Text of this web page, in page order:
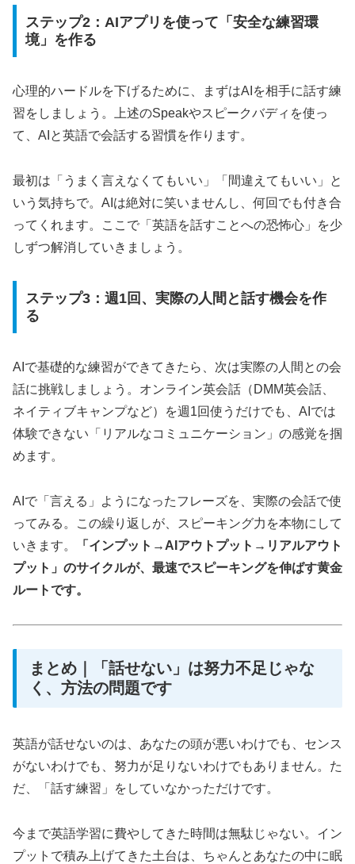
ステップ2：AIアプリを使って「安全な練習環
境」を作る
心理的ハードルを下げるために、まずはAIを相手に話す練
習をしましょう。上述のSpeakやスピークバディを使っ
て、AIと英語で会話する習慣を作ります。
最初は「うまく言えなくてもいい」「間違えてもいい」と
いう気持ちで。AIは絶対に笑いませんし、何回でも付き合
ってくれます。ここで「英語を話すことへの恐怖心」を少
しずつ解消していきましょう。
ステップ3：週1回、実際の人間と話す機会を作
る
AIで基礎的な練習ができてきたら、次は実際の人間との会
話に挑戦しましょう。オンライン英会話（DMM英会話、
ネイティブキャンプなど）を週1回使うだけでも、AIでは
体験できない「リアルなコミュニケーション」の感覚を掴
めます。
AIで「言える」ようになったフレーズを、実際の会話で使
ってみる。この繰り返しが、スピーキング力を本物にして
いきます。
「インプット→AIアウトプット→リアルアウト
プット」のサイクルが、最速でスピーキングを伸ばす黄金
ルートです。
まとめ｜「話せない」は努力不足じゃな
く、方法の問題です
英語が話せないのは、あなたの頭が悪いわけでも、センス
がないわけでも、努力が足りないわけでもありません。た
だ、「話す練習」をしていなかっただけです。
今まで英語学習に費やしてきた時間は無駄じゃない。イン
プットで積み上げてきた土台は、ちゃんとあなたの中に眠